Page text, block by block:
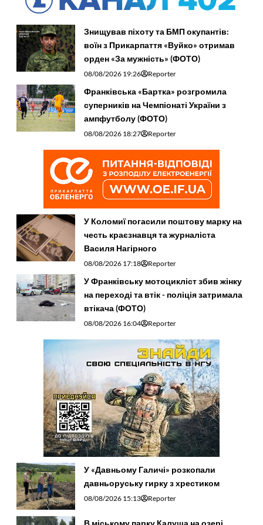
Знищував піхоту та БМП окупантів:
воїн з Прикарпаття «Вуйко» отримав
орден «За мужність» (ФОТО)
08/08/2026 19:26 Reporter
Франківська «Бартка» розгромила
суперників на Чемпіонаті України з
ампфутболу (ФОТО)
08/08/2026 18:27 Reporter
У Коломиї погасили поштову марку на
честь краєзнавця та журналіста
Василя Нагірного
08/08/2026 17:18 Reporter
У Франківську мотоцикліст збив жінку
на переході та втік - поліція затримала
втікача (ФОТО)
08/08/2026 16:04 Reporter
У «Давньому Галичі» розкопали
давньоруську гирку з хрестиком
08/08/2026 15:13 Reporter
В міському парку Калуша на озері